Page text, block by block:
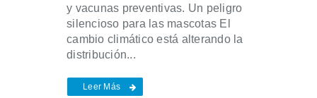
y vacunas preventivas. Un peligro
silencioso para las mascotas El
cambio climático está alterando la
distribución...
Leer Más